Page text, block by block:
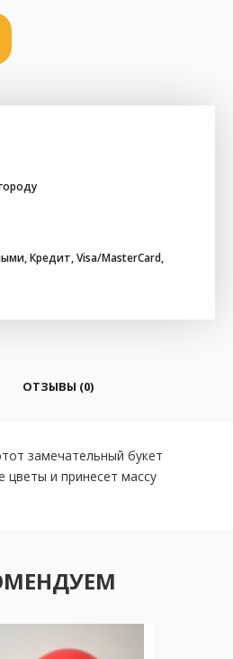
Кредит, Visa/MasterCard,
ОТЗЫВЫ (0)
замечательный букет
и принесет массу